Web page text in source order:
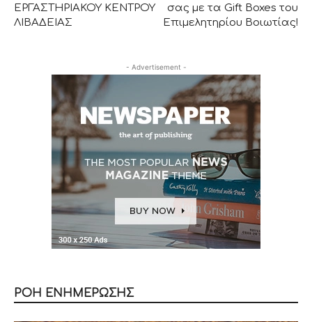
ΕΡΓΑΣΤΗΡΙΑΚΟΥ ΚΕΝΤΡΟΥ
ΛΙΒΑΔΕΙΑΣ
σας με τα Gift Boxes του
Επιμελητηρίου Βοιωτίας!
- Advertisement -
ΡΟΗ ΕΝΗΜΕΡΩΣΗΣ